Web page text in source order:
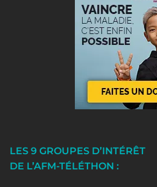
LES 9 GROUPES D’INTÉRÊT
DE L’AFM-TÉLÉTHON :